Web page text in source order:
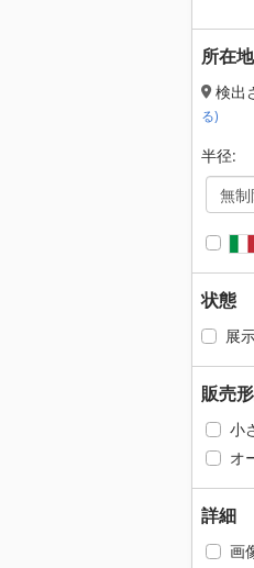
所在地
検出
る)
半径:
無制
状態
展
販売
小
オ
詳細
画